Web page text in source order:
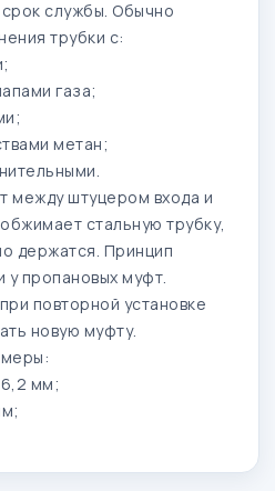
службы. Обычно
трубки с:
газа;
метан;
между штуцером входа и
стальную трубку,
держатся. Принцип
у пропановых муфт.
повторной установке
новую муфту.
мм;